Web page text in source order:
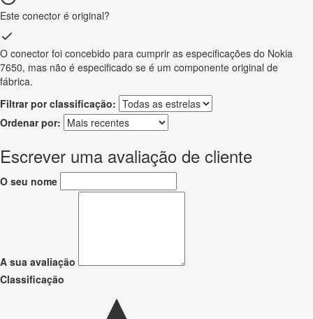
Este conector é original?
O conector foi concebido para cumprir as especificações do Nokia
7650, mas não é especificado se é um componente original de
fábrica.
Filtrar por classificação:
Ordenar por:
Escrever uma avaliação de cliente
O seu nome
A sua avaliação
Classificação